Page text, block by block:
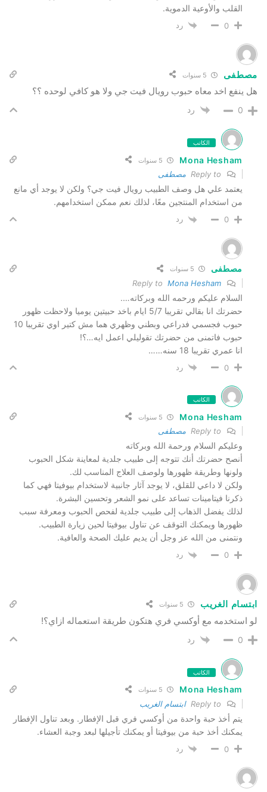
القلب والأوعية الدموية.
0 رد
مصطفى
هل ينفع اخد معاه حبوب رويال فيت جي ولا هو كافي لوحده ؟؟
0 رد
الكاتب
Mona Hesham
مصطفى
يعتمد علي هل وصف الطبيب رويال فيت جي؟ ولكن لا يوجد أي مانع
من استخدام المنتجين معًا، لذلك نعم ممكن استخدامهم.
0 رد
مصطفى
Mona Hesham
السلام عليكم ورحمه الله وبركاته….
حضرتك انا بقالي تقريبا 5/7 ايام باخد حبيتين يوميا ولاحظت ظهور
حبوب فجسمي فدراعي وبطني وظهري هما مش كتير اوي تقريبا 10
حبوب فاتمنى من حضرتك تقوليلي اعمل ايه…؟!
انا عمري تقريبا 18 سنه……
0 رد
الكاتب
Mona Hesham
مصطفى
وعليكم السلام ورحمة الله وبركاته
أنصح حضرتك أنك تتوجه إلى طبيب جلدية لمعاينة شكل الحبوب
ولونها وطريقة ظهورها ولوصف العلاج المناسب لك.
ولكن لا داعي للقلق، لا يوجد آثار جانبية لاستخدام بيوفيتا فهي كما
ذكرنا فيتامينات تساعد على نمو الشعر وتحسين البشرة.
لذلك يفضل الذهاب إلى طبيب جلدية لفحص الحبوب ومعرفة سبب
ظهورها ويمكنك التوقف عن تناول بيوفيتا لحين زيارة الطبيب.
ونتمنى من الله عز وجل أن يديم عليك الصحة والعافية.
0 رد
ابتسام الغريب
لو استخدمه مع أوكسي فري هتكون طريقة استعماله ازاي؟!
0 رد
الكاتب
Mona Hesham
ابتسام الغريب
يتم أخذ حبة واحدة من أوكسي فري قبل الإفطار. وبعد تناول الإفطار
يمكنك أخذ حبة من بيوفيتا أو يمكنك تأجيلها لبعد وجبة العشاء.
0 رد